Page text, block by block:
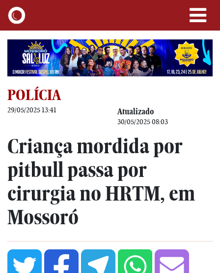
POLÍCIA
29/05/2025 13:41 Atualizado
30/05/2025 08:03
Criança mordida por
pitbull passa por
cirurgia no HRTM, em
Mossoró